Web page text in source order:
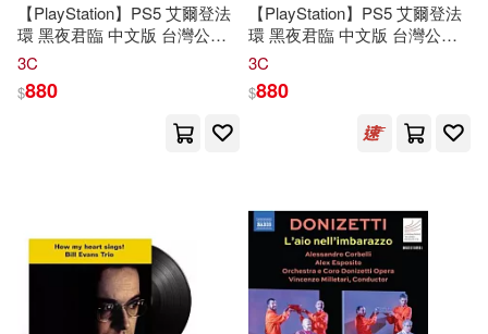
【PlayStation】PS5 艾爾登法
環 黑夜君臨 中文版 台灣公司
貨
3C
$880
【PlayStation】PS5 艾爾登法
環 黑夜君臨 中文版 台灣公司
貨
3C
$880